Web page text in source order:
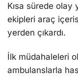
Kısa sürede olay
ekipleri araç
yerden çıkardı.
İlk müdahaleleri
ambulanslarla